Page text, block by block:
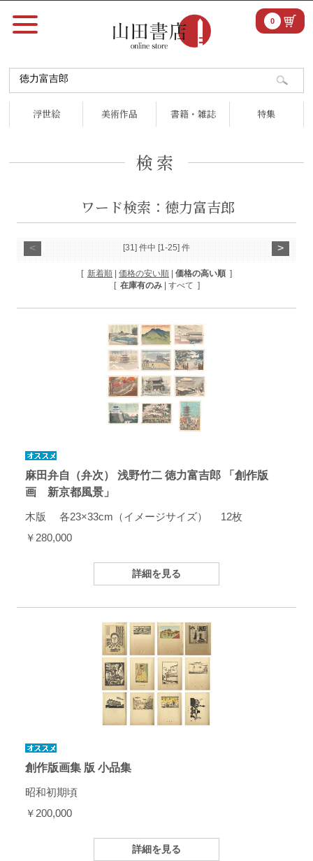
浮世絵 美術作品 書籍・雑誌 特集
0
検索
ワード検索：徳力富吉郎
[31] 件中 [1-25] 件
< >
[ 新着順 価格の安い順 価格の高い順 ]
[ 在庫有のみ| すべて ]
麻田弁自（弁次） 浅野竹二 徳力富吉郎 「創作版
画 新京都風景」
木版 各23×33cm（イメージサイズ） 12枚
￥280,000
詳細を見る
創作版画集 版 小品集
昭和初期頃
￥200,000
詳細を見る